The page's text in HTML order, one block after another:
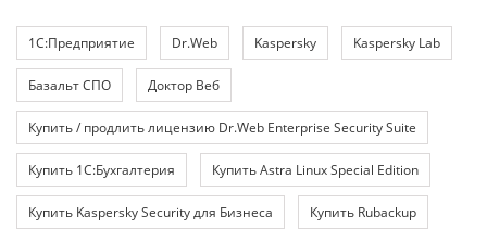
1С:Предприятие Dr.Web Kaspersky Kaspersky Lab
Базальт СПО Доктор Веб
Купить / продлить лицензию Dr.Web Enterprise Security Suite
Купить 1С:Бухгалтерия Купить Astra Linux Special Edition
Купить Kaspersky Security для Бизнеса Купить Rubackup